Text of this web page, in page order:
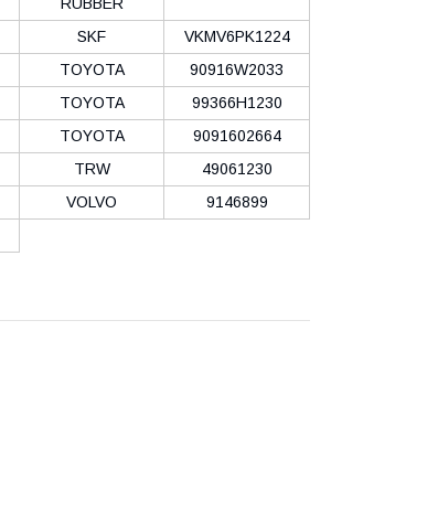
SKF
VKMV6PK1224
TOYOTA
90916W2033
TOYOTA
99366H1230
TOYOTA
9091602664
TRW
49061230
VOLVO
9146899